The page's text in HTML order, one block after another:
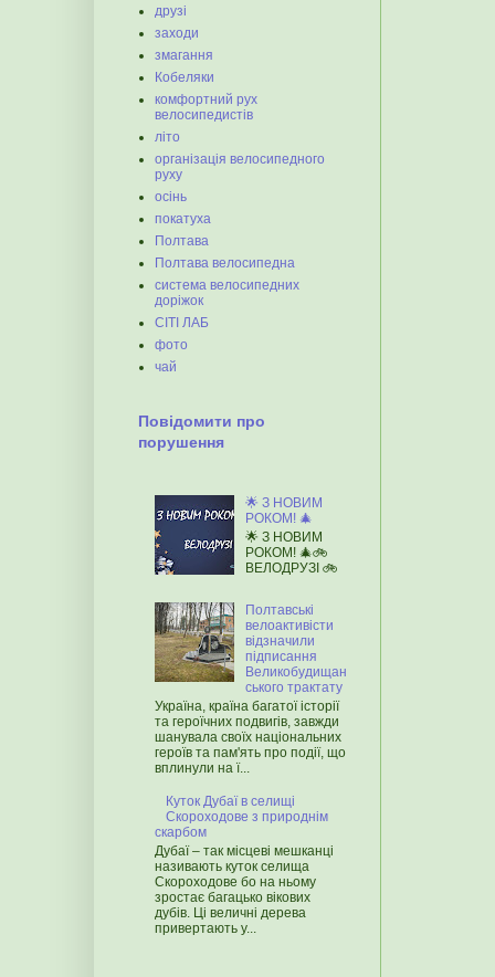
друзі
заходи
змагання
Кобеляки
комфортний рух
велосипедистів
літо
організація велосипедного
руху
осінь
покатуха
Полтава
Полтава велосипедна
система велосипедних
доріжок
СІТІ ЛАБ
фото
чай
Повідомити про
порушення
🌟 З НОВИМ
РОКОМ! 🎄
🌟 З НОВИМ
РОКОМ! 🎄🚲
ВЕЛОДРУЗІ 🚲
Полтавські
велоактивісти
відзначили
підписання
Великобудищан
ського трактату
Україна, країна багатої історії
та героїчних подвигів, завжди
шанувала своїх національних
героїв та пам'ять про події, що
вплинули на ї...
Куток Дубаї в селищі
Скороходове з природнім
скарбом
Дубаї – так місцеві мешканці
називають куток селища
Скороходове бо на ньому
зростає багацько вікових
дубів. Ці величні дерева
привертають у...